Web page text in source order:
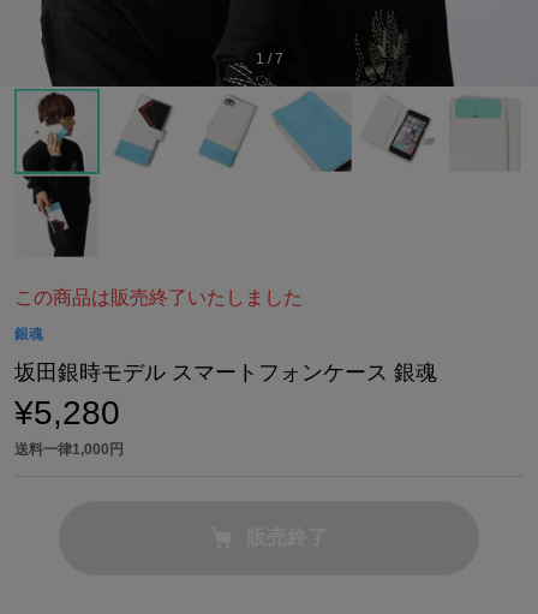
1 /7
この商品は販売終了いたしました
銀魂
坂田銀時モデル スマートフォンケース 銀魂
¥5,280
送料一律1,000円